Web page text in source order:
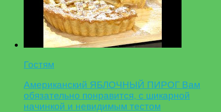
Гостям
Американский ЯБЛОЧНЫЙ ПИРОГ Вам
обязательно понравится, с шикарной
начинкой и невидимым тестом